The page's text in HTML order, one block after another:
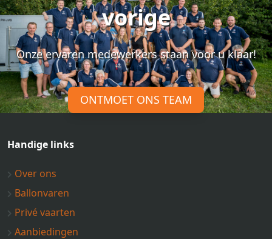
vorige
Onze ervaren medewerkers staan voor u klaar!
ONTMOET ONS TEAM
Handige links
Over ons
Ballonvaren
Privé vaarten
Aanbiedingen